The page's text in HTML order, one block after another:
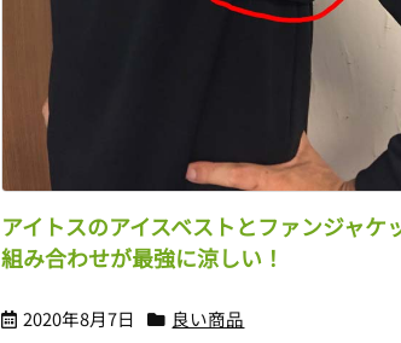
アイトスのアイスベストとファンジャケ
組み合わせが最強に涼しい！
2020年8月7日 良い商品